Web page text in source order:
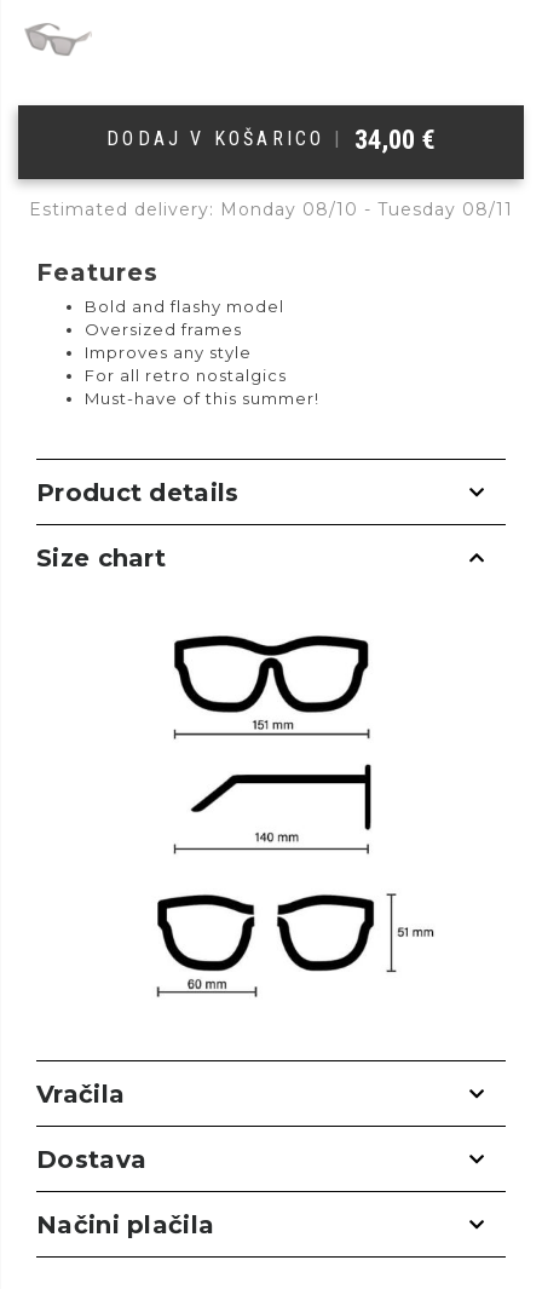
DODAJ V KOŠARICO | 34,00 €
Estimated delivery: Monday 08/10 - Tuesday 08/11
Features
Bold and flashy model
Oversized frames
Improves any style
For all retro nostalgics
Must-have of this summer!
Product details
Size chart
Vračila
Dostava
Načini plačila